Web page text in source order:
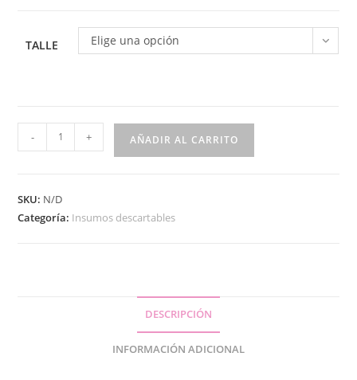
TALLE Elige una opción
- + AÑADIR AL CARRITO
SKU: N/D
Categoría: Insumos descartables
DESCRIPCIÓN
INFORMACIÓN ADICIONAL